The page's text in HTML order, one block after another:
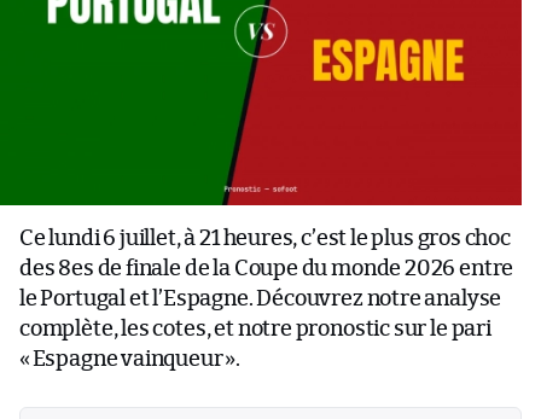
Ce lundi 6 juillet, à 21 heures, c’est le plus gros choc
des 8es de finale de la Coupe du monde 2026 entre
le Portugal et l’Espagne. Découvrez notre analyse
complète, les cotes, et notre pronostic sur le pari
«Espagne vainqueur».